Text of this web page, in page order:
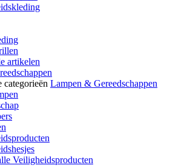
artikelen
categorieën Lampen & Gereedschappen
Veiligheidsproducten